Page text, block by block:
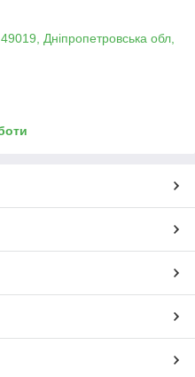
Дніпропетровська обл,